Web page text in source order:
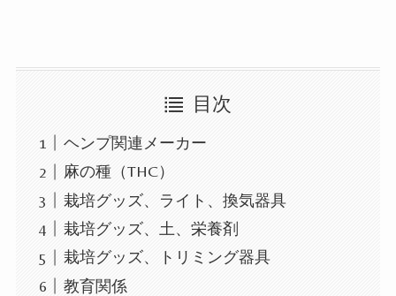
目次
ヘンプ関連メーカー
麻の種（THC）
栽培グッズ、ライト、換気器具
栽培グッズ、土、栄養剤
栽培グッズ、トリミング器具
教育関係